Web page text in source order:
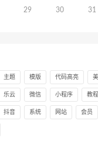
29 30 31
主题 模版 代码高亮
乐云 微信 小程序 教程
抖音 系统 网站 会员